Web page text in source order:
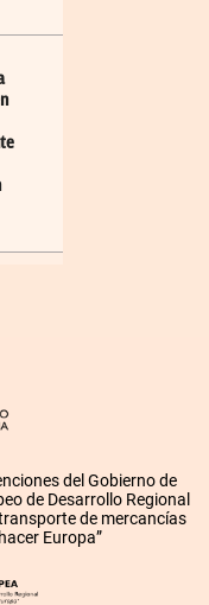
del Gobierno de
de Desarrollo Regional
de mercancías
Europa”